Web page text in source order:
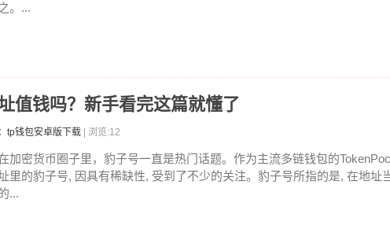
。...
值钱吗？新手看完这篇就懂了
tp钱包安卓版下载 | 浏览:12
加密货币圈子里，豹子号一直是热门话题。作为主流多链钱包的
里的豹子号, 因具有稀缺性, 受到了不少的关注。豹子号所指的是, 在地址
...